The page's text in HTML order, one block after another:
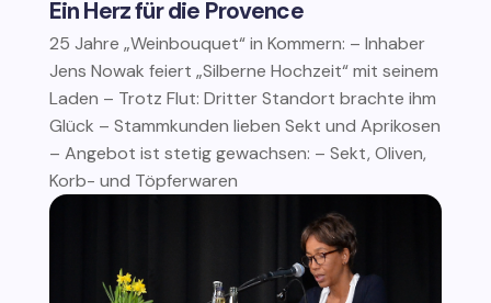
Ein Herz für die Provence
25 Jahre „Weinbouquet“ in Kommern: – Inhaber
Jens Nowak feiert „Silberne Hochzeit“ mit seinem
Laden – Trotz Flut: Dritter Standort brachte ihm
Glück – Stammkunden lieben Sekt und Aprikosen
– Angebot ist stetig gewachsen: – Sekt, Oliven,
Korb- und Töpferwaren